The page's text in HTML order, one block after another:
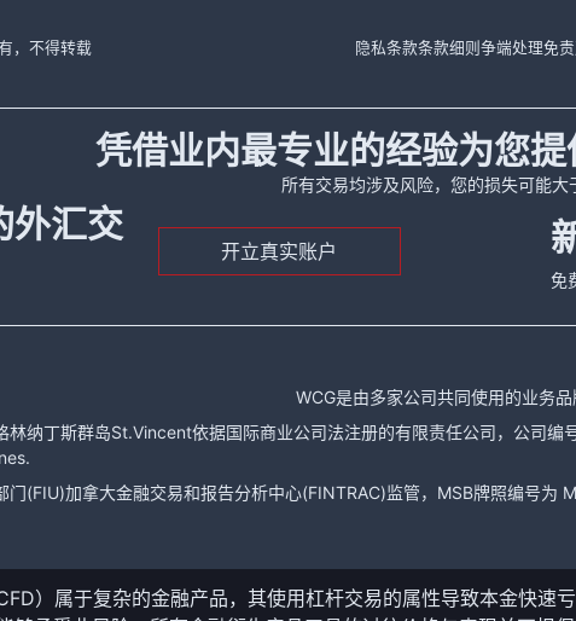
，不得转载 隐私条款条款细则 争端处理免
凭借业内最专业的经验为您
所有交易均涉及风险，您的损失可能大
外汇交
开立真实账户
免
WCG是由多家公司共同使用的业务品
纳丁斯群岛St.Vincent依据国际商业公司法注册的有限责任公司，公司
(FIU)加拿大金融交易和报告分析中心(FINTRAC)监管，MSB牌照编号
）属于复杂的金融产品，其使用杠杆交易的属性导致本金快